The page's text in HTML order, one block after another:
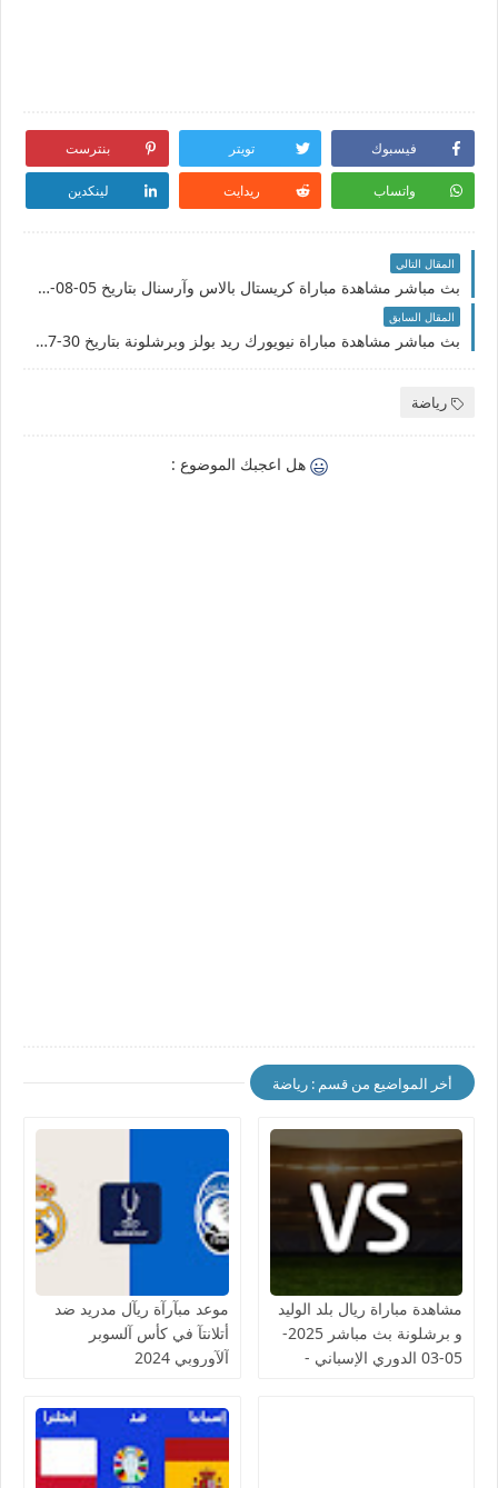
فيسبوك تويتر بنترست
واتساب ريدايت لينكدين
المقال التالي
بث مباشر مشاهدة مباراة كريستال بالاس وآرسنال بتاريخ 05-08-2022 الدوري الانجليزي
المقال السابق
بث مباشر مشاهدة مباراة نيويورك ريد بولز وبرشلونة بتاريخ 30-07-2022 مباراة ودية
رياضة
هل اعجبك الموضوع :
أخر المواضيع من قسم : رياضة
مشاهدة مباراة ريال بلد الوليد
و برشلونة بث مباشر 2025-
05-03 الدوري الإسباني -
موعد مبآرآة ريآل مدريد ضد
أتلانتآ في كأس آلسوبر
آلآوروبي 2024